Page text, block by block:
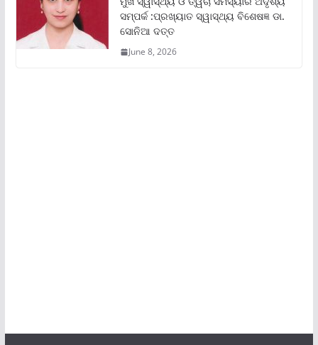
ସମ୍ପର୍କ :ପ୍ରଖ୍ୟାତ ସ୍ୱାସ୍ଥ୍ୟ ବିଶେଷଜ୍ଞ ଡା.
ସୋନିଆ ଦତ୍ତ
June 8, 2026